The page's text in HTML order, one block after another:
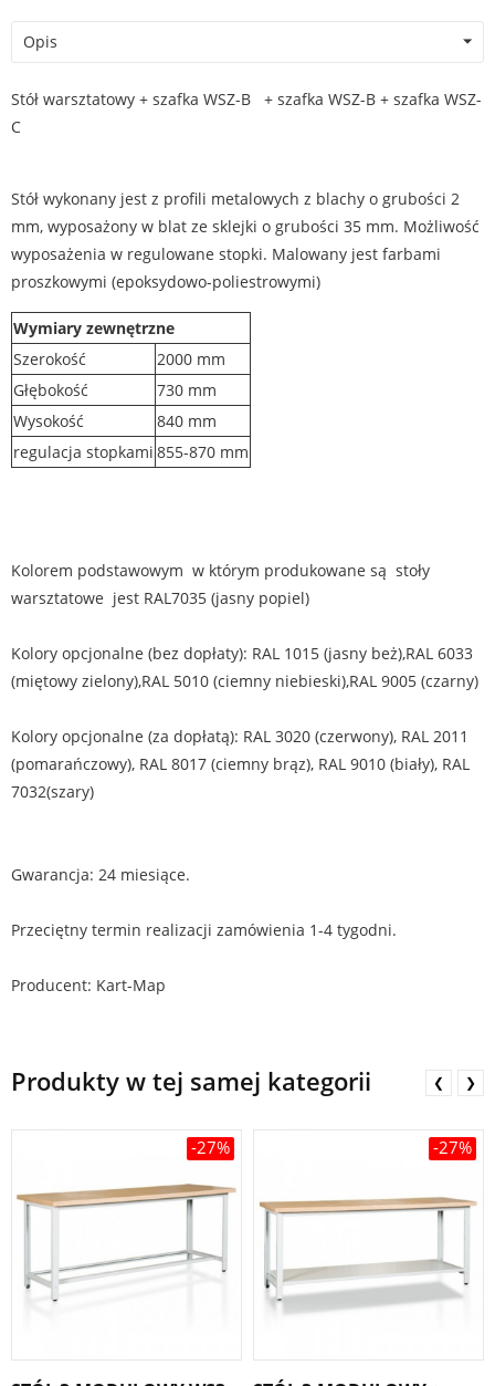
Opis
Stół warsztatowy + szafka WSZ-B + szafka WSZ-B + szafka WSZ-
C
Stół wykonany jest z profili metalowych z blachy o grubości 2
mm, wyposażony w blat ze sklejki o grubości 35 mm. Możliwość
wyposażenia w regulowane stopki. Malowany jest farbami
proszkowymi (epoksydowo-poliestrowymi)
Wymiary zewnętrzne
Szerokość
2000 mm
Głębokość
730 mm
Wysokość
840 mm
regulacja stopkami 855-870 mm
Kolorem podstawowym w którym produkowane są stoły
warsztatowe jest RAL7035 (jasny popiel)
Kolory opcjonalne (bez dopłaty): RAL 1015 (jasny beż),RAL 6033
(miętowy zielony),RAL 5010 (ciemny niebieski),RAL 9005 (czarny)
Kolory opcjonalne (za dopłatą): RAL 3020 (czerwony), RAL 2011
(pomarańczowy), RAL 8017 (ciemny brąz), RAL 9010 (biały), RAL
7032(szary)
Gwarancja: 24 miesiące.
Przeciętny termin realizacji zamówienia 1-4 tygodni.
Producent: Kart-Map
Produkty w tej samej kategorii
-27% -27%
❮ ❯